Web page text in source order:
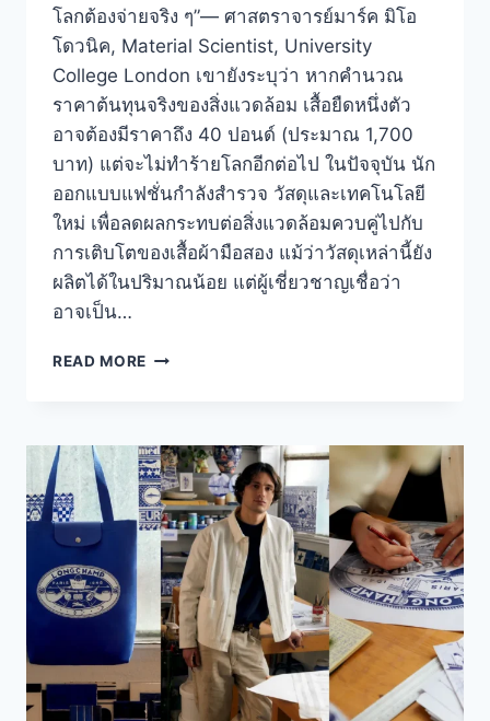
โลกต้องจ่ายจริง ๆ”— ศาสตราจารย์มาร์ค มิโอ
โดวนิค, Material Scientist, University
College London เขายังระบุว่า หากคำนวณ
ราคาต้นทุนจริงของสิ่งแวดล้อม เสื้อยืดหนึ่งตัว
อาจต้องมีราคาถึง 40 ปอนด์ (ประมาณ 1,700
บาท) แต่จะไม่ทำร้ายโลกอีกต่อไป ในปัจจุบัน นัก
ออกแบบแฟชั่นกำลังสำรวจ วัสดุและเทคโนโลยี
ใหม่ เพื่อลดผลกระทบต่อสิ่งแวดล้อมควบคู่ไปกับ
การเติบโตของเสื้อผ้ามือสอง แม้ว่าวัสดุเหล่านี้ยัง
ผลิตได้ในปริมาณน้อย แต่ผู้เชี่ยวชาญเชื่อว่า
อาจเป็น…
READ MORE วัสดุ
3
ชนิด
ที่
อาจ
กำหนด
อนาคต
แฟชั่น
ยุค
ใหม่